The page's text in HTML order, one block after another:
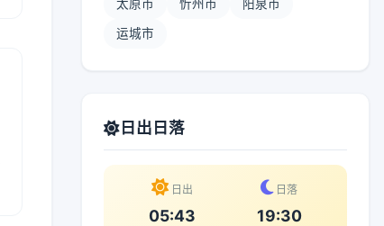
太原市 忻州市 阳泉市
运城市
日出日落
日出
05:43
日落
19:30